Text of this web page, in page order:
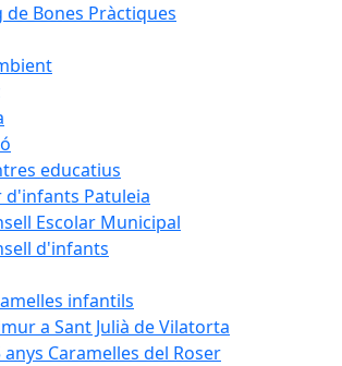
de Bones Pràctiques
educatius
d'infants Patuleia
Escolar Municipal
d'infants
infantils
a Sant Julià de Vilatorta
anys Caramelles del Roser